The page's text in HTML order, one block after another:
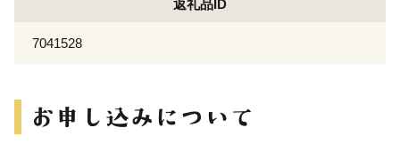
返礼品ID
7041528